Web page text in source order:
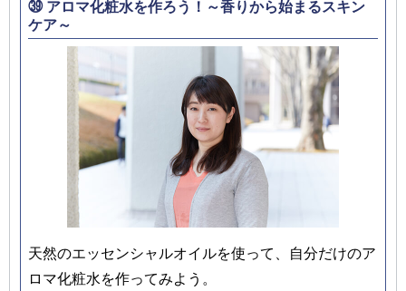
㊴ アロマ化粧水を作ろう！～香りから始まるスキン
ケア～
天然のエッセンシャルオイルを使って、自分だけのア
ロマ化粧水を作ってみよう。